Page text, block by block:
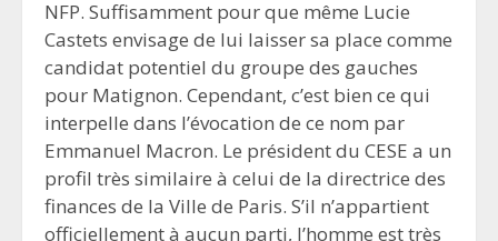
NFP. Suffisamment pour que même Lucie
Castets envisage de lui laisser sa place comme
candidat potentiel du groupe des gauches
pour Matignon. Cependant, c’est bien ce qui
interpelle dans l’évocation de ce nom par
Emmanuel Macron. Le président du CESE a un
profil très similaire à celui de la directrice des
finances de la Ville de Paris. S’il n’appartient
officiellement à aucun parti, l’homme est très